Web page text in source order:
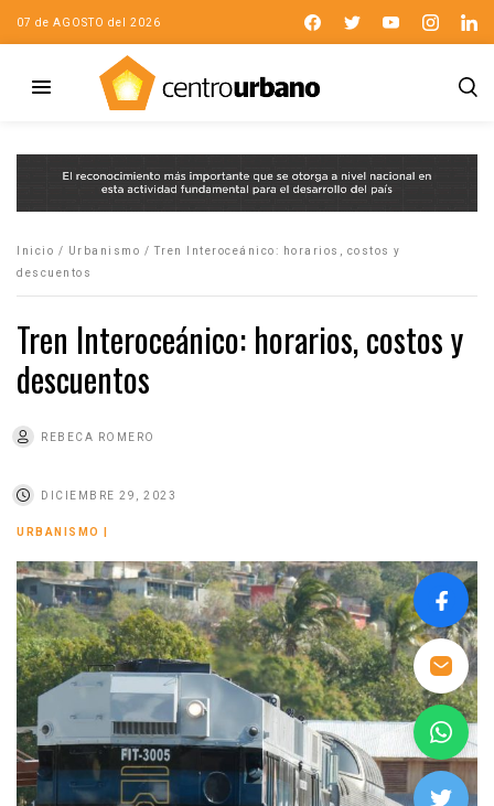
07 de AGOSTO del 2026
Inicio / Urbanismo /Tren Interoceánico: horarios, costos y
descuentos
Tren Interoceánico: horarios, costos y
descuentos
REBECA ROMERO
DICIEMBRE 29, 2023
URBANISMO